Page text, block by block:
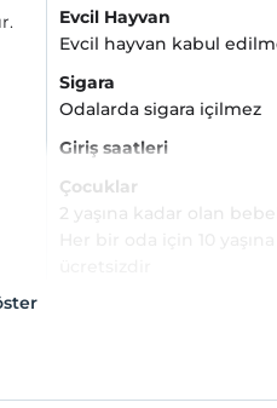
Evcil Hayvan
Evcil hayvan kabul
Sigara
Odalarda sigara içilmez
Giriş saatleri
Çocuklar
2 yaşına kadar olan